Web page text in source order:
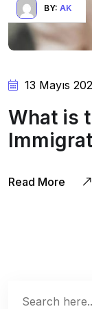
BY: AK
13 Mayıs
What is
Read More